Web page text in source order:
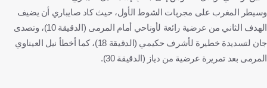
وسيطر المغرب على مجريات الشوط الأول، حيث كاد صايباري أن يضيف
الهدف الثاني من عرضية رائعة لأوناحي أمام المرمى (الدقيقة 10)، وتصدى
جان لتسديدة خطيرة لأشرف حكيمي (الدقيقة 18)، كما أخطأ نيل العيناوي
المرمى بعد تمريرة عرضية من دياز (الدقيقة 30).